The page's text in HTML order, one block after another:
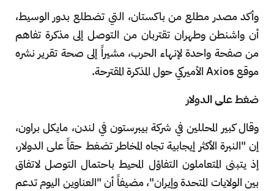
وأكد مصدر مطلع من باكستان، التي تضطلع بدور الوسيط،
أن واشنطن وطهران تقتربان من التوصل إلى مذكرة تفاهم
من صفحة واحدة لإنهاء الحرب، مشيراً إلى صحة تقرير نشره
موقع Axios الأميركي حول المذكرة المقترحة.
ضغط على الدولار
وقال كبير المحللين في شركة بيبرستون في لندن، مايكل براون،
إن "النبرة الأكثر إيجابية تجاه المخاطر تضغط حقاً على الدولار،
إذ يتبنى المتعاملون التفاؤل المحيط باحتمال التوصل لاتفاق
بين الولايات المتحدة وإيران"، مضيفاً أن "العناوين اليوم تدعم